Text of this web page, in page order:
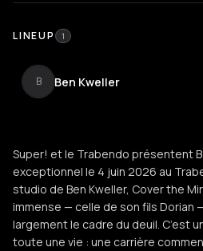
LINEUP 1
B Ben Kweller
Super! et le Trabendo présentent
exceptionnel le 4 juin 2026 au
studio de Ben Kweller, Cover the
immense — celle de son fils Dorian
largement le cadre du deuil. C’est
toute une vie : une carrière